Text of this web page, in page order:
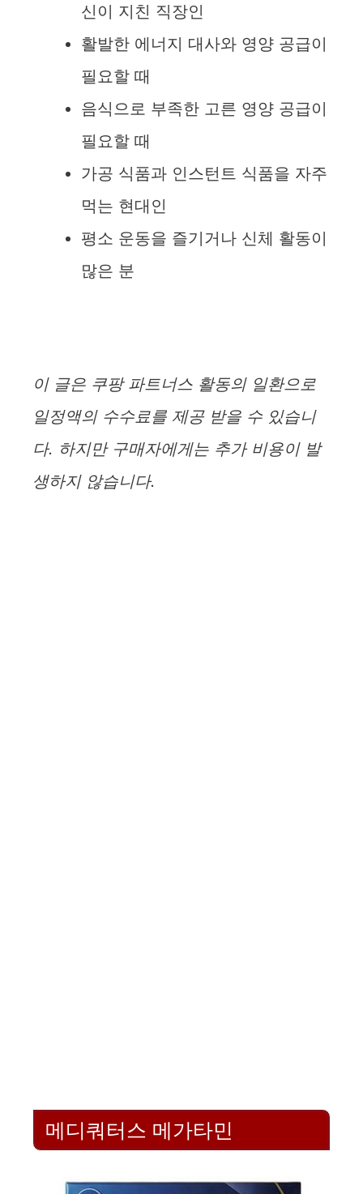
신이 지친 직장인
활발한 에너지 대사와 영양 공급이
필요할 때
음식으로 부족한 고른 영양 공급이
필요할 때
가공 식품과 인스턴트 식품을 자주
먹는 현대인
평소 운동을 즐기거나 신체 활동이
많은 분
이 글은 쿠팡 파트너스 활동의 일환으로
일정액의 수수료를 제공 받을 수 있습니
다. 하지만 구매자에게는 추가 비용이 발
생하지 않습니다.
메디쿼터스 메가타민